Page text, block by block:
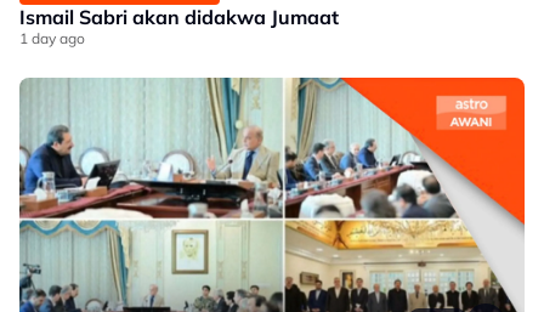
Ismail Sabri akan didakwa Jumaat
1 day ago